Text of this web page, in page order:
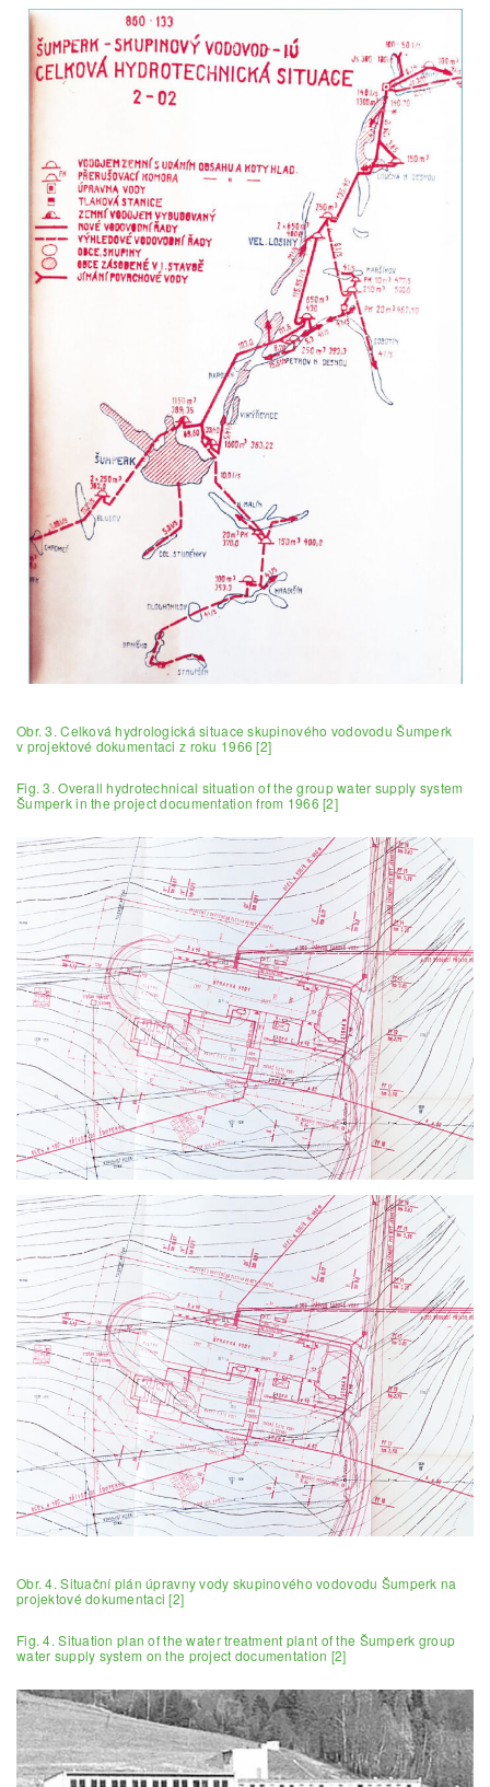
Obr. 3. Celková hydrologická situace skupinového vodovodu Šumperk
v projektové dokumentaci z roku 1966 [2]
Fig. 3. Overall hydrotechnical situation of the group water supply system
Šumperk in the project documentation from 1966 [2]
Obr. 4. Situační plán úpravny vody skupinového vodovodu Šumperk na
projektové dokumentaci [2]
Fig. 4. Situation plan of the water treatment plant of the Šumperk group
water supply system on the project documentation [2]